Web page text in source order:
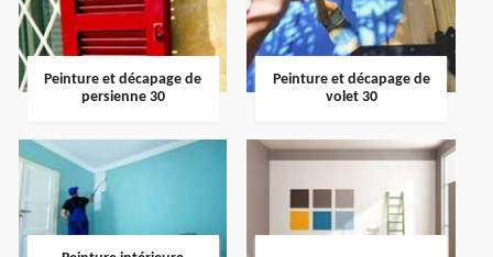
Peinture et décapage de
persienne 30
Peinture et décapage de
volet 30